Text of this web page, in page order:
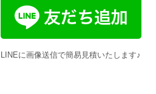
LINEに画像送信で簡易見積いたします♪